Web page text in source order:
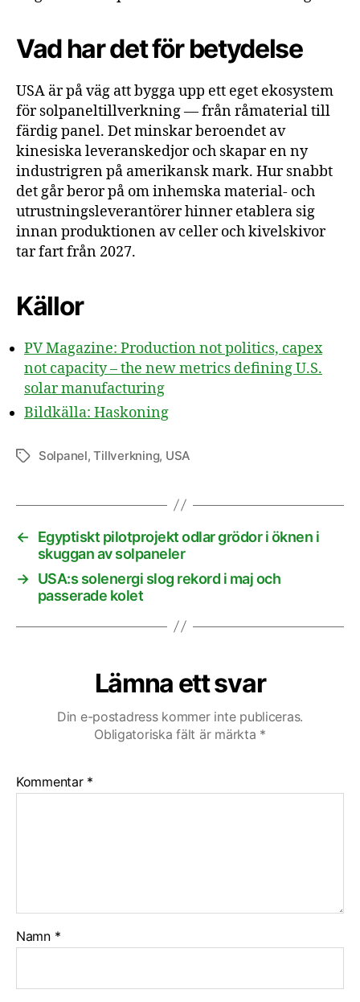
Vad har det för betydelse
USA är på väg att bygga upp ett eget ekosystem
för solpaneltillverkning — från råmaterial till
färdig panel. Det minskar beroendet av
kinesiska leveranskedjor och skapar en ny
industrigren på amerikansk mark. Hur snabbt
det går beror på om inhemska material- och
utrustningsleverantörer hinner etablera sig
innan produktionen av celler och kivelskivor
tar fart från 2027.
Källor
PV Magazine: Production not politics, capex
not capacity – the new metrics defining U.S.
solar manufacturing
Bildkälla: Haskoning
EtiketterSolpanel,Tillverkning, USA
←
Egyptiskt pilotprojekt odlar grödor i öknen i
skuggan av solpaneler
→ USA:s solenergi slog rekord i maj och
passerade kolet
Lämna ett svar
Din e-postadress kommer inte publiceras.
Obligatoriska fält är märkta *
Kommentar *
Namn *